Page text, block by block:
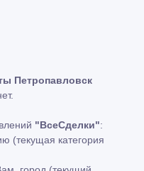
Петропавловск
"ВсеСделки":
(текущая категория